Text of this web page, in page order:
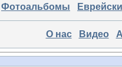
Фотоальбомы
О нас Видео